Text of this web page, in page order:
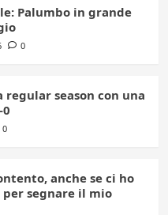
Palumbo in grande
0
regular season con una
0
anche se ci ho
per segnare il mio